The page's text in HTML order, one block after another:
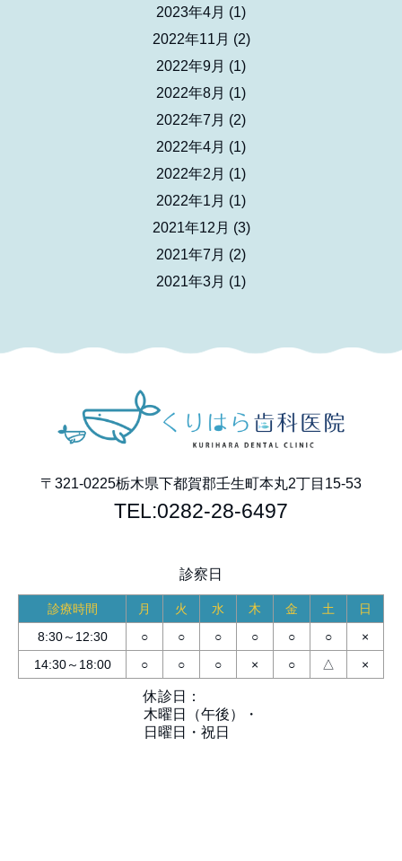
2023年4月 (1)
2022年11月 (2)
2022年9月 (1)
2022年8月 (1)
2022年7月 (2)
2022年4月 (1)
2022年2月 (1)
2022年1月 (1)
2021年12月 (3)
2021年7月 (2)
2021年3月 (1)
〒321-0225栃木県下都賀郡壬生町本丸2丁目15-53
TEL:0282-28-6497
診察日
診療時間 月 火 水 木 金 土
日
8:30～12:30
○ ○ ○ ○ ○ ○
×
14:30～18:00
○ ○ ○ × ○ △ ×
休診日：
木曜日（午後）・
日曜日・祝日